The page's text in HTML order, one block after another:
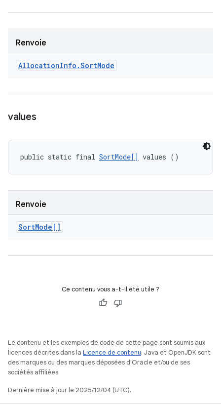
Renvoie
AllocationInfo .SortMode
values
public static final SortMode[] values ()
Renvoie
SortMode[]
Ce contenu vous a-t-il été utile ?
Le contenu et les exemples de code de cette page sont soumis aux
licences décrites dans la Licence de contenu. Java et OpenJDK sont
des marques ou des marques déposées d'Oracle et/ou de ses
sociétés affiliées.
Dernière mise à jour le 2025/12/04 (UTC).